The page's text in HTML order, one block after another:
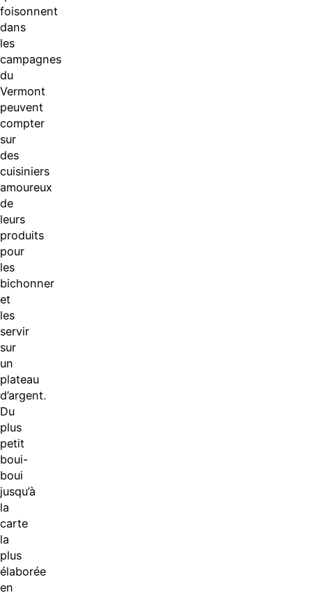
foisonnent
dans
les
campagnes
du
Vermont
peuvent
compter
sur
des
cuisiniers
amoureux
de
leurs
produits
pour
les
bichonner
et
les
servir
sur
un
plateau
d’argent.
Du
plus
petit
boui-
boui
jusqu’à
la
carte
la
plus
élaborée
en